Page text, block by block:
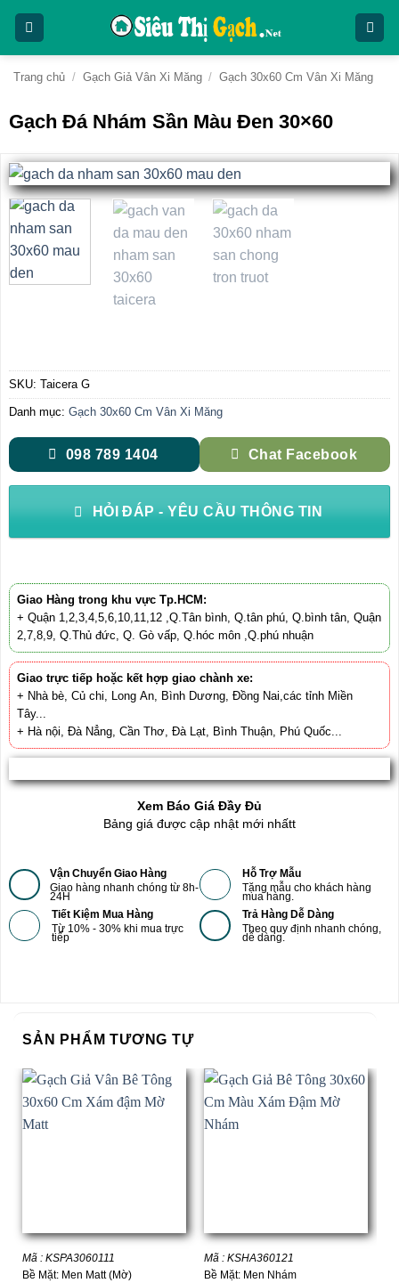
nội
dungTrang chủ / Gạch Giả Vân Xi Măng / Gạch 30x60 Cm Vân Xi Măng
Gạch Đá Nhám Sần Màu Đen 30×60
SKU: Taicera G
Danh mục: Gạch 30x60 Cm Vân Xi Măng
098 789 1404 Chat Facebook
HỎI ĐÁP - YÊU CẦU THÔNG TIN
Giao Hàng trong khu vực Tp.HCM:
+ Quận 1,2,3,4,5,6,10,11,12 ,Q.Tân bình, Q.tân phú, Q.bình tân, Quận
2,7,8,9, Q.Thủ đức, Q. Gò vấp, Q.hóc môn ,Q.phú nhuận
Giao trực tiếp hoặc kết hợp giao chành xe:
+ Nhà bè, Củ chi, Long An, Bình Dương, Đồng Nai,các tỉnh Miền
Tây...
+ Hà nội, Đà Nẳng, Cần Thơ, Đà Lạt, Bình Thuận, Phú Quốc...
Xem Báo Giá Đầy Đủ
Bảng giá được cập nhật mới nhấtt
Vận Chuyển Giao Hàng
Giao hàng nhanh chóng từ 8h-
24H
Hỗ Trợ Mẫu
Tặng mẫu cho khách hàng
mua hàng.
Tiết Kiệm Mua Hàng
Từ 10% - 30% khi mua trực
tiếp
Trả Hàng Dễ Dàng
Theo quy định nhanh chóng,
dễ dàng.
SẢN PHẨM TƯƠNG TỰ
Mã : KSPA3060111
Bề Mặt: Men Matt (Mờ)
Mã : KSHA360121
Bề Mặt: Men Nhám